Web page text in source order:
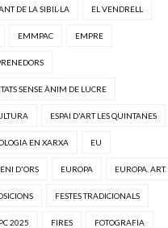
DE LA SIBIL·LA EL VENDRELL
EMMPAC EMPRE
SENSE ÀNIM DE LUCRE
ESPAI D'ART LES QUINTANES
EN XARXA EU
D'ORS EUROPA EUROPA. ART.
FESTES TRADICIONALS
2025 FIRES FOTOGRAFIA